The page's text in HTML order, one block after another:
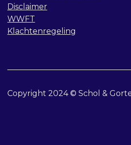
Disclaimer
WWFT
Klachtenregeling
Copyright 2024 © Schol &